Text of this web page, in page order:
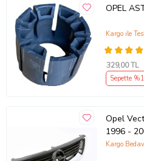
OPEL
Kargo ile
329,00 TL
Sepette
Opel
1996 -
Kargo